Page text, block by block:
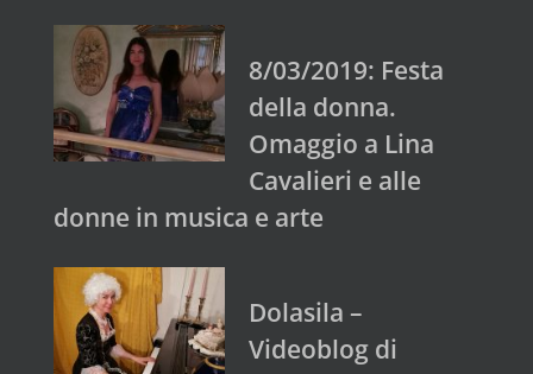
8/03/2019: Festa
della donna.
Omaggio a Lina
Cavalieri e alle
donne in musica e arte
Dolasila –
Videoblog di